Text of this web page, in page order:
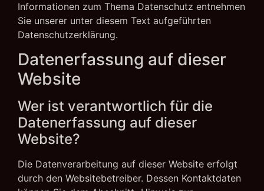
Informationen zum Thema Datenschutz entnehmen
Sie unserer unter diesem Text aufgeführten
Datenschutzerklärung.
Datenerfassung auf dieser
Website
Wer ist verantwortlich für die
Datenerfassung auf dieser
Website?
Die Datenverarbeitung auf dieser Website erfolgt
durch den Websitebetreiber. Dessen Kontaktdaten